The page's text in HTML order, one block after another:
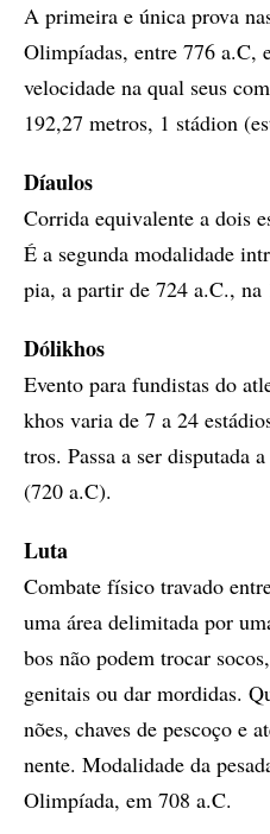
A pri­mei­ra e úni­ca pro­va
Olim­pí­a­­das, en­­tre 776 a.C,
ve­lo­ci­da­de na qual seus
192,27 me­tros, 1 stá­di­on
Dí­au­los
Cor­ri­da equi­va­len­te a dois
É a se­gun­da mo­da­li­da­de
pia, a par­tir de 724 a.C., na
Dó­li­khos
Even­to para fun­dis­tas do
khos va­ria de 7 a 24
tros. Pas­sa a ser dis­pu­ta­da
(720 a.C).
Luta
Com­ba­te fí­si­co tra­va­do
uma área de­li­mi­ta­da por
bos não po­dem tro­car
ge­­ni­tais ou dar mor­di­das.
nõ­es, cha­ves de pes­­­co­ço e
nen­te. Mo­da­li­da­de da
Olim­pí­a­da, em 708 a.C.